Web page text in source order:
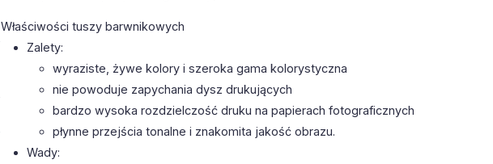
Właściwości tuszy barwnikowych
Zalety:
wyraziste, żywe kolory i szeroka gama kolorystyczna
nie powoduje zapychania dysz drukujących
bardzo wysoka rozdzielczość druku na papierach fotograficznych
płynne przejścia tonalne i znakomita jakość obrazu.
Wady: